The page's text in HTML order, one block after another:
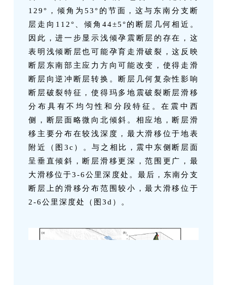
129°，倾角为53°的节面，这与东南分支断
层走向112°、倾角44±5°的断层几何相近。
因此，进一步显示浅倾孕震断层的存在，这
表明浅倾断层也可能孕育走滑破裂，这反映
断层东南部主应力方向可能改变，使得走滑
断层向逆冲断层转换。断层几何复杂性影响
断层破裂特征，使得玛多地震破裂断层滑移
分布具有不均匀性和分段特征。在震中西
侧，断层面略微向北倾斜。相应地，断层滑
移主要分布在较浅深度，最大滑移位于地表
附近（图3c）。与之相比，震中东侧断层面
呈垂直倾斜，断层滑移更深，范围更广，最
大滑移位于3-6公里深度处。最后，东南分支
断层上的滑移分布范围较小，最大滑移位于
2-6公里深度处（图3d）。